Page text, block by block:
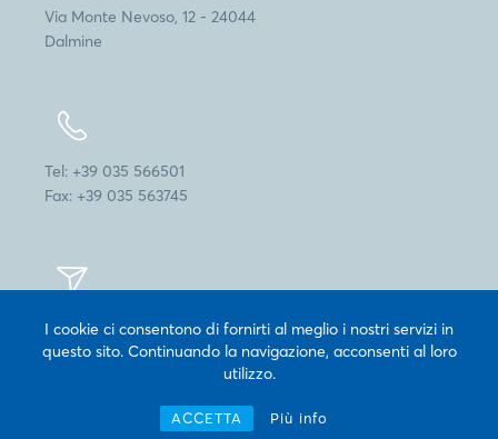
I cookie ci consentono di fornirti al meglio i nostri servizi in
questo sito. Continuando la navigazione, acconsenti al loro
utilizzo.
ACCETTA Più info
Via Monte Nevoso, 12 - 24044
Dalmine
Tel: +39 035 566501
Fax: +39 035 563745
info@cogepack.it